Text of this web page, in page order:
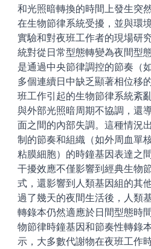
和光照暗轉換的時間上發生突
在生物節律系統受擾，並與環
實驗和對夜班工作者的現場研
統對從日常型態轉變為夜間型
是通過中央節律調控的節奏（
多個連續日中缺乏顯著相位移
班工作引起的生物節律系統紊
與外部光照暗周期不協調，還
面之間的內部失調。這種情況
制的節奏和組織（如外周血單
粘膜細胞）的時鐘基因表達之
干擾效應不僅影響到經典生物
式，還影響到人類基因組的其
過了幾天的夜間生活後，人類
轉錄本仍然適應於日間型態時
物節律時鐘基因和節奏性轉錄
示，大多數代謝物在夜班工作